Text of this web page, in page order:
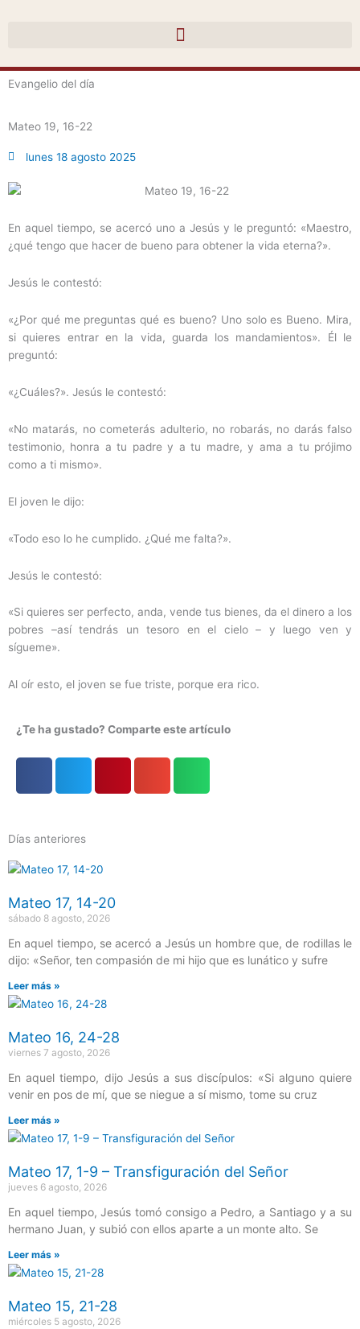
Evangelio del día
Mateo 19, 16-22
lunes 18 agosto 2025
En aquel tiempo, se acercó uno a Jesús y le preguntó: «Maestro,
¿qué tengo que hacer de bueno para obtener la vida eterna?».
Jesús le contestó:
«¿Por qué me preguntas qué es bueno? Uno solo es Bueno. Mira,
si quieres entrar en la vida, guarda los mandamientos». Él le
preguntó:
«¿Cuáles?». Jesús le contestó:
«No matarás, no cometerás adulterio, no robarás, no darás falso
testimonio, honra a tu padre y a tu madre, y ama a tu prójimo
como a ti mismo».
El joven le dijo:
«Todo eso lo he cumplido. ¿Qué me falta?».
Jesús le contestó:
«Si quieres ser perfecto, anda, vende tus bienes, da el dinero a los
pobres –así tendrás un tesoro en el cielo – y luego ven y
sígueme».
Al oír esto, el joven se fue triste, porque era rico.
¿Te ha gustado? Comparte este artículo
Días anteriores
Mateo 17, 14-20
sábado 8 agosto, 2026
En aquel tiempo, se acercó a Jesús un hombre que, de rodillas le
dijo: «Señor, ten compasión de mi hijo que es lunático y sufre
Leer más »
Mateo 16, 24-28
viernes 7 agosto, 2026
En aquel tiempo, dijo Jesús a sus discípulos: «Si alguno quiere
venir en pos de mí, que se niegue a sí mismo, tome su cruz
Leer más »
Mateo 17, 1-9 – Transfiguración del Señor
jueves 6 agosto, 2026
En aquel tiempo, Jesús tomó consigo a Pedro, a Santiago y a su
hermano Juan, y subió con ellos aparte a un monte alto. Se
Leer más »
Mateo 15, 21-28
miércoles 5 agosto, 2026
Página
Página
Página
Página
Página